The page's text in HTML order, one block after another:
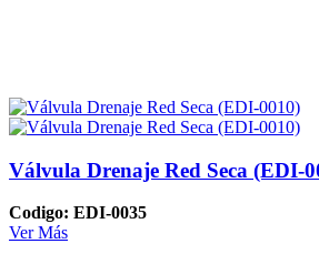
Válvula Drenaje Red Seca (EDI-
Codigo: EDI-0035
Ver Más